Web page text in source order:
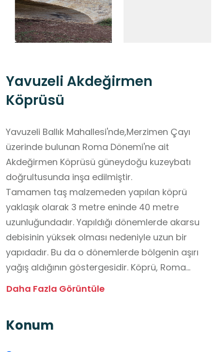
Yavuzeli Akdeğirmen
Köprüsü
Yavuzeli Ballık Mahallesi'nde,Merzimen Çayı
üzerinde bulunan Roma Dönemi'ne ait
Akdeğirmen Köprüsü güneydoğu kuzeybatı
doğrultusunda inşa edilmiştir.
Tamamen taş malzemeden yapılan köprü
yaklaşık olarak 3 metre eninde 40 metre
uzunluğundadır. Yapıldığı dönemlerde akarsu
debisinin yüksek olması nedeniyle uzun bir
yapıdadır. Bu da o dönemlerde bölgenin aşırı
yağış aldığının göstergesidir. Köprü, Roma
Döneminde önemli bir güzergahın parçası olup,
Araban ilçesine bağlamaktadır. Bulunduğu
Daha Fazla Görüntüle
Konum